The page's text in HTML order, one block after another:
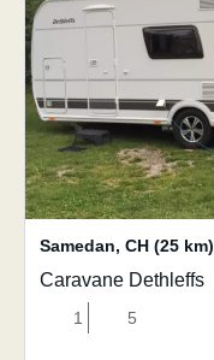
Samedan, CH (25 km)
Caravane Dethleffs
1 5